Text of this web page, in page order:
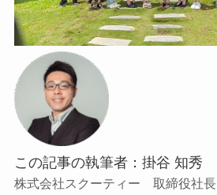
この記事の執筆者：掛谷 知秀
株式会社スクーティー 取締役社長